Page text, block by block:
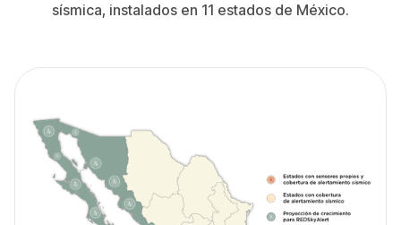
sísmica, instalados en 11 estados de México.